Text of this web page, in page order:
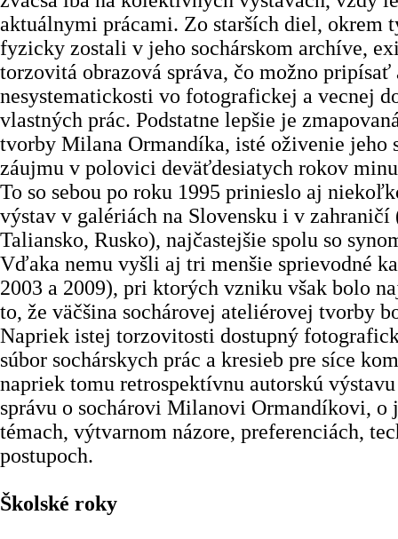
aktuálnymi prácami. Zo starších diel, okrem
fyzicky zostali v jeho sochárskom archíve,
torzovitá obrazová správa, čo možno
nesystematickosti vo fotografickej a vecnej
vlastných prác. Podstatne lepšie je
tvorby Milana Ormandíka, isté oživenie jeho
záujmu v polovici deväťdesiatych rokov
To so sebou po roku 1995 prinieslo aj
výstav v galériách na Slovensku i v zahraničí
Taliansko, Rusko), najčastejšie spolu so
Vďaka nemu vyšli aj tri menšie sprievodné
2003 a 2009), pri ktorých vzniku však bolo
to, že väčšina sochárovej ateliérovej tvorby
Napriek istej torzovitosti dostupný
súbor sochárskych prác a kresieb pre síce
napriek tomu retrospektívnu autorskú
správu o sochárovi Milanovi Ormandíkovi, o
témach, výtvarnom názore, preferenciách,
postupoch.
Školské roky